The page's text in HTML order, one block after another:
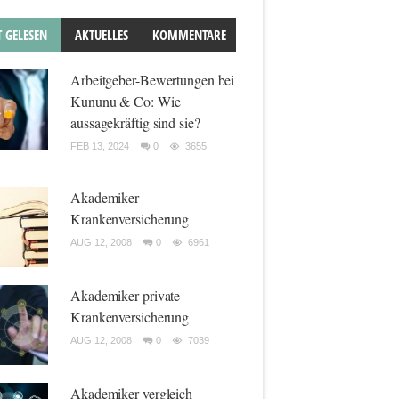
GELESEN AKTUELLES KOMMENTARE
Arbeitgeber-Bewertungen bei
Kununu & Co: Wie
aussagekräftig sind sie?
FEB 13, 2024 0 3655
Akademiker
Krankenversicherung
AUG 12, 2008 0 6961
Akademiker private
Krankenversicherung
AUG 12, 2008 0 7039
Akademiker vergleich